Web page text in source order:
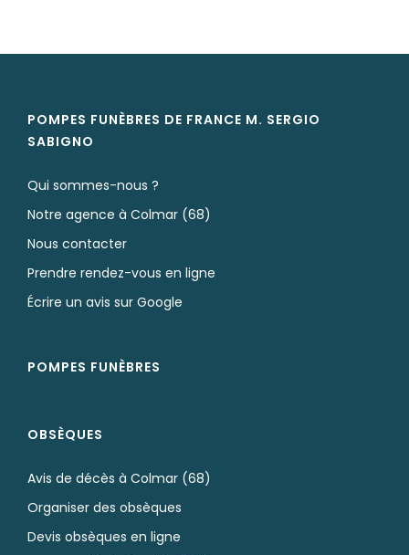
POMPES FUNÈBRES DE FRANCE M. SERGIO
SABIGNO
Qui sommes-nous ?
Notre agence à Colmar (68)
Nous contacter
Prendre rendez-vous en ligne
Écrire un avis sur Google
POMPES FUNÈBRES
OBSÈQUES
Avis de décès à Colmar (68)
Organiser des obsèques
Devis obsèques en ligne